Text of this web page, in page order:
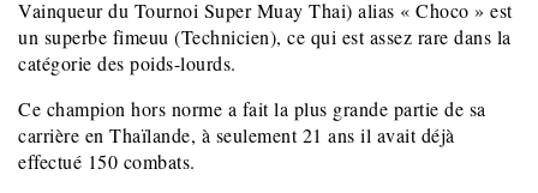
Vainqueur du Tournoi Super Muay Thai) alias « Choco » est
un superbe fimeuu (Technicien), ce qui est assez rare dans la
catégorie des poids-lourds.
Ce champion hors norme a fait la plus grande partie de sa
carrière en Thaïlande, à seulement 21 ans il avait déjà
effectué 150 combats.